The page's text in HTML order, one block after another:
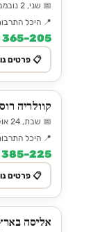
📅 שני, 2 נובמבר ⏰ 20:00
📍 היכל
205–365 ₪
📋 פרטים
קוולריה
📅 שבת, 24 אוקטובר ⏰ 20:30
📍 היכל
225–385 ₪
📋 פרטים
אליסה בארץ